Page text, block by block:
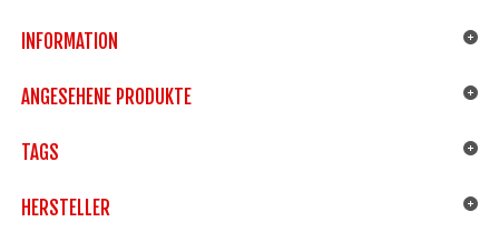
INFORMATION
ANGESEHENE PRODUKTE
TAGS
HERSTELLER